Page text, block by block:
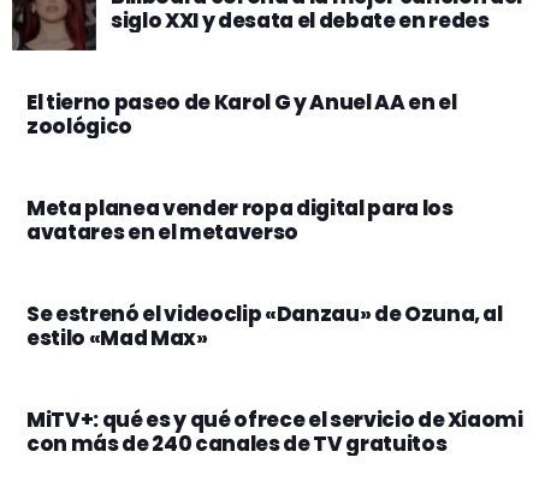
siglo XXI y desata el debate en redes
El tierno paseo de Karol G y Anuel AA en el
zoológico
Meta planea vender ropa digital para los
avatares en el metaverso
Se estrenó el videoclip «Danzau» de Ozuna, al
estilo «Mad Max»
MiTV+: qué es y qué ofrece el servicio de Xiaomi
con más de 240 canales de TV gratuitos